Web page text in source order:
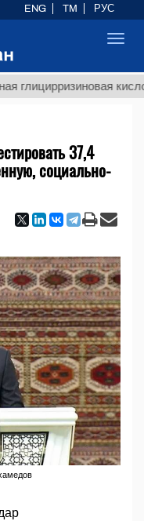
кислота
37,4
социально-
ENG TM РУС